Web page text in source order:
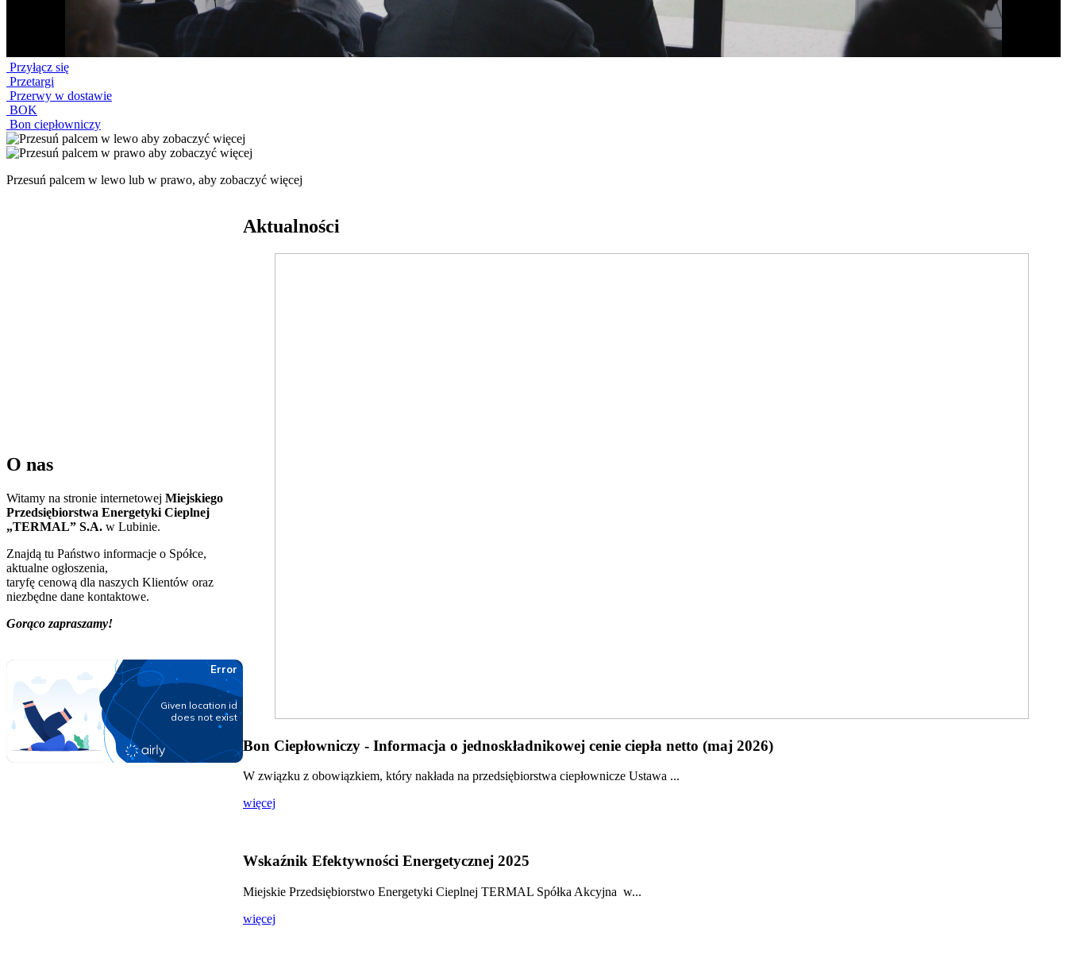
Przyłącz się
Przetargi
Przerwy w dostawie
BOK
Bon ciepłowniczy
Przesuń palcem w lewo lub w prawo, aby zobaczyć więcej
O nas
Witamy na stronie internetowej Miejskiego
Przedsiębiorstwa Energetyki Cieplnej
„TERMAL” S.A. w Lubinie.
Znajdą tu Państwo informacje o Spółce,
aktualne ogłoszenia,
taryfę cenową dla naszych Klientów oraz
niezbędne dane kontaktowe.
Gorąco zapraszamy!
Aktualności
Bon Ciepłowniczy - Informacja o jednoskładnikowej cenie ciepła netto (maj 2026)
W związku z obowiązkiem, który nakłada na przedsiębiorstwa ciepłownicze Ustawa ...
więcej
Wskaźnik Efektywności Energetycznej 2025
Miejskie Przedsiębiorstwo Energetyki Cieplnej TERMAL Spółka Akcyjna w...
więcej